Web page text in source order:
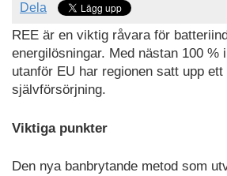
Dela
REE är en viktig råvara för
energilösningar. Med nästan 100 %
utanför EU har regionen satt upp
självförsörjning.
Viktiga punkter
Den nya banbrytande metod som